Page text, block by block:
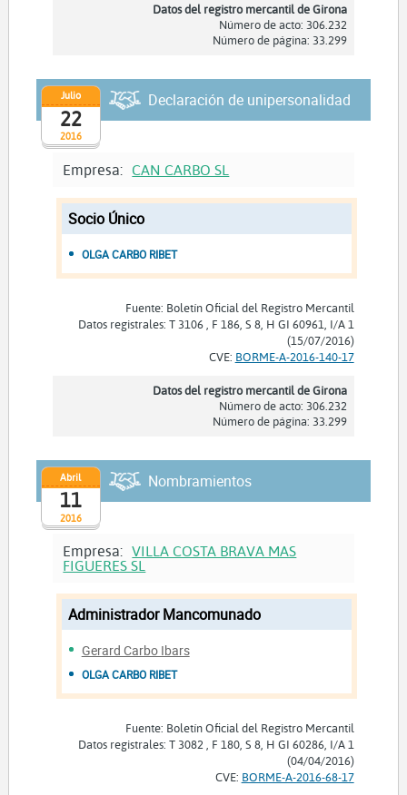
Datos del registro mercantil de Girona
Número de acto: 306.232
Número de página: 33.299
2016
Julio
22
Declaración de unipersonalidad
Empresa: CAN CARBO SL
Socio Único
OLGA CARBO RIBET
Fuente: Boletín Oficial del Registro Mercantil
Datos registrales: T 3106 , F 186, S 8, H GI 60961, I/A 1
(15/07/2016)
CVE: BORME-A-2016-140-17
Datos del registro mercantil de Girona
Número de acto: 306.232
Número de página: 33.299
2016
Abril
11
Nombramientos
Empresa: VILLA COSTA BRAVA MAS
FIGUERES SL
Administrador Mancomunado
Gerard Carbo Ibars
OLGA CARBO RIBET
Fuente: Boletín Oficial del Registro Mercantil
Datos registrales: T 3082 , F 180, S 8, H GI 60286, I/A 1
(04/04/2016)
CVE: BORME-A-2016-68-17